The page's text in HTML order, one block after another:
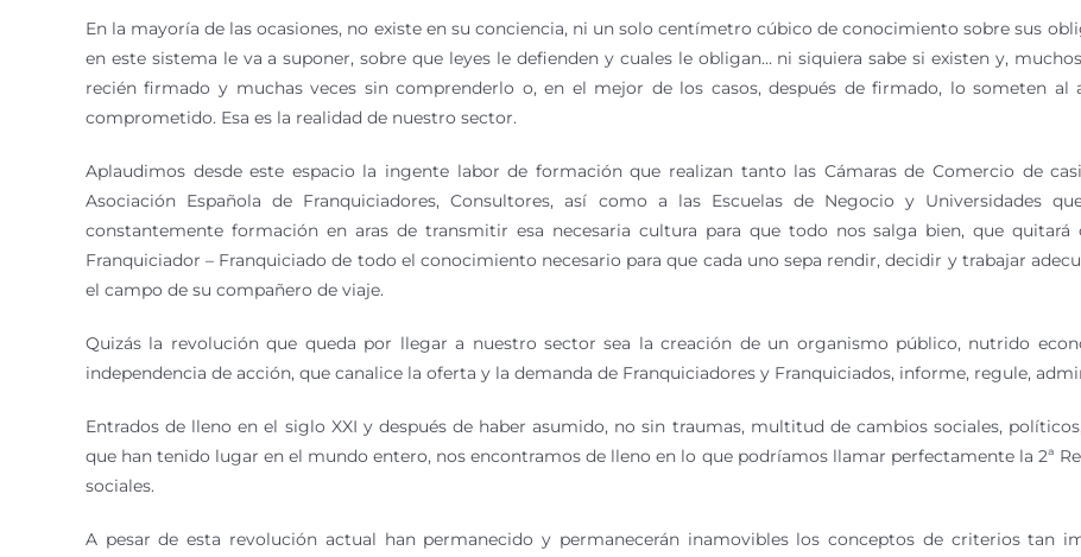
En la mayoría de las ocasiones, no existe en su conciencia, ni un solo centímetro cúbico de conocimiento sobre sus
en este sistema le va a suponer, sobre que leyes le defienden y cuales le obligan… ni siquiera sabe si existen y,
recién firmado y muchas veces sin comprenderlo o, en el mejor de los casos, después de firmado, lo someten al
comprometido. Esa es la realidad de nuestro sector.
Aplaudimos desde este espacio la ingente labor de formación que realizan tanto las Cámaras de Comercio de
Asociación Española de Franquiciadores, Consultores, así como a las Escuelas de Negocio y Universidades
constantemente formación en aras de transmitir esa necesaria cultura para que todo nos salga bien, que
Franquiciador – Franquiciado de todo el conocimiento necesario para que cada uno sepa rendir, decidir y trabajar
el campo de su compañero de viaje.
Quizás la revolución que queda por llegar a nuestro sector sea la creación de un organismo público, nutrido
independencia de acción, que canalice la oferta y la demanda de Franquiciadores y Franquiciados, informe, regule,
Entrados de lleno en el siglo XXI y después de haber asumido, no sin traumas, multitud de cambios sociales,
que han tenido lugar en el mundo entero, nos encontramos de lleno en lo que podríamos llamar perfectamente la 2ª
sociales.
A pesar de esta revolución actual han permanecido y permanecerán inamovibles los conceptos de criterios tan